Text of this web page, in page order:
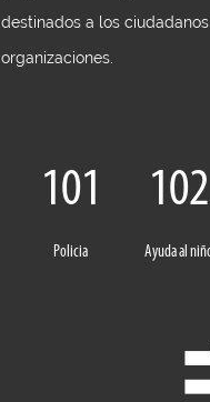
destinados a los
organizaciones.
101
Policia
102
Ayuda al